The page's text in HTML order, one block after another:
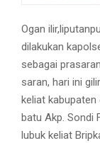
Ogan
dilakukan
sebagai
saran, hari ini
keliat kabupaten
batu Akp. Sondi
lubuk keliat